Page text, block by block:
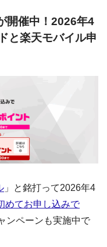
開催中！2026年4
と楽天モバイル申
」と銘打って2026年4
めてお申し込みで
ンペーンも実施中で